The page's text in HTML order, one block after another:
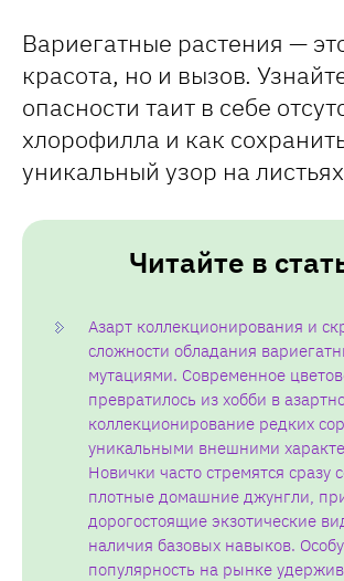
Вариегатные растения —
красота, но и вызов.
опасности таит в себе
хлорофилла и как
уникальный узор на
Читайте в
Азарт коллекционирования и
сложности обладания
мутациями. Современное
превратилось из хобби в
коллекционирование редких
уникальными внешними
Новички часто стремятся сразу
плотные домашние джунгли,
дорогостоящие экзотические
наличия базовых навыков.
популярность на рынке